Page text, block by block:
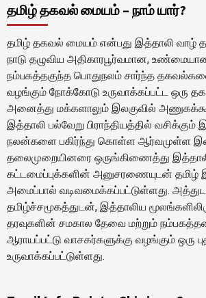
தமிழ் தகவல் மையம் – நாம் யார்?
தமிழ் தகவல் மையம் என்பது இத்தாலி வாழ்
நாடு தழுவிய அதிகாரபூர்வமான,
நம்பகத்தகுந்த பொதுநலம் சார்ந்த
வழங்கும் நோக்கோடு உருவாக்கப்பட்ட ஒரு
அனைத்து மக்களாலும் இலகுவில்
இத்தாலி பல்வேறு பிராந்தியத்தில்
நலன்களை பகிர்ந்து கொள்ள ஆர்வமுள்ள
தலைமுறையினரை ஒருங்கிணைத்து
கட்டமைப்புக்களின் அனுசரணையுடன்
அமைப்பால் வடிவமைக்கப்பட்டுள்ளது.
தமிழ்ச்சமூகத்துடன், இத்தாலிய
தரவுகளின் சமகால தேவை மற்றும்
ஆராயப்பட்டு வாசகர்களுக்கு வழங்கும் ஒரு
உருவாக்கப்பட்டுள்ளது.